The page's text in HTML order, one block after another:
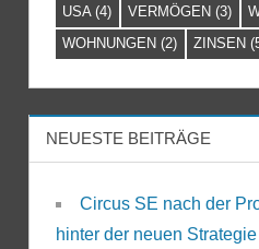
USA (4) VERMÖGEN (3)
WOHNUNGEN (2) ZINSEN
NEUESTE BEITRÄGE
Circus SE nach der
hinter der neuen